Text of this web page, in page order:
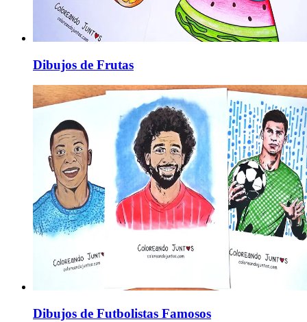
Dibujos de Frutas
Dibujos de Futbolistas Famosos